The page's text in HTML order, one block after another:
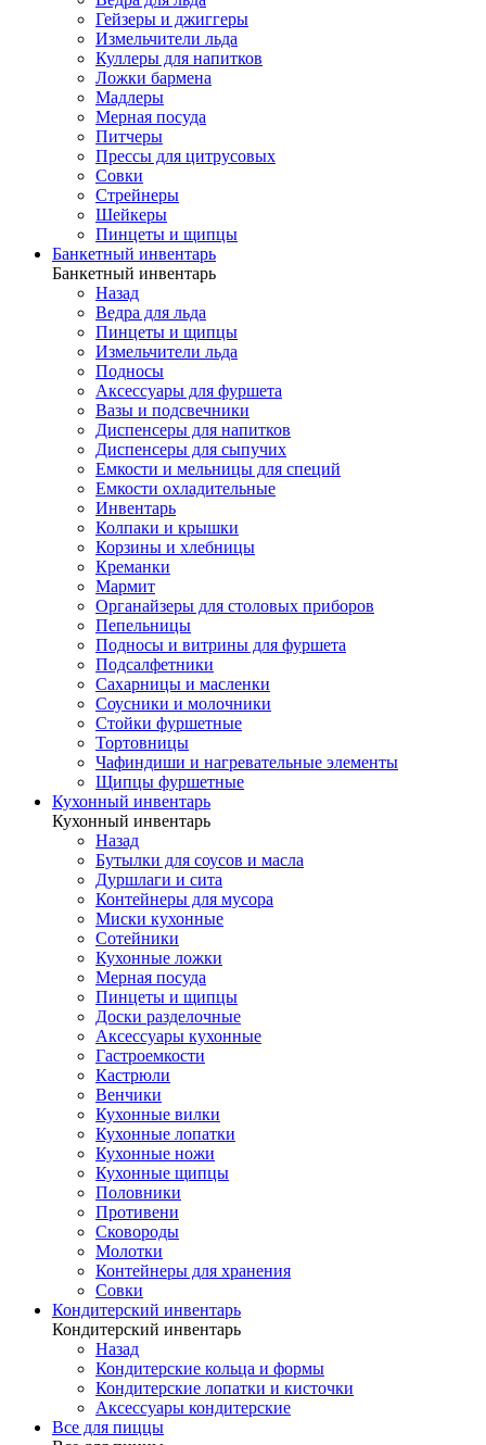
Гейзеры и джиггеры
Измельчители льда
Куллеры для напитков
Ложки бармена
Мадлеры
Мерная посуда
Питчеры
Прессы для цитрусовых
Совки
Стрейнеры
Шейкеры
Пинцеты и щипцы
Банкетный инвентарь
Банкетный инвентарь
Назад
Ведра для льда
Пинцеты и щипцы
Измельчители льда
Подносы
Аксессуары для фуршета
Вазы и подсвечники
Диспенсеры для напитков
Диспенсеры для сыпучих
Емкости и мельницы для специй
Емкости охладительные
Инвентарь
Колпаки и крышки
Корзины и хлебницы
Креманки
Мармит
Органайзеры для столовых приборов
Пепельницы
Подносы и витрины для фуршета
Подсалфетники
Сахарницы и масленки
Соусники и молочники
Стойки фуршетные
Тортовницы
Чафиндиши и нагревательные элементы
Щипцы фуршетные
Кухонный инвентарь
Кухонный инвентарь
Назад
Бутылки для соусов и масла
Дуршлаги и сита
Контейнеры для мусора
Миски кухонные
Сотейники
Кухонные ложки
Мерная посуда
Пинцеты и щипцы
Доски разделочные
Аксессуары кухонные
Гастроемкости
Кастрюли
Венчики
Кухонные вилки
Кухонные лопатки
Кухонные ножи
Кухонные щипцы
Половники
Противени
Сковороды
Молотки
Контейнеры для хранения
Совки
Кондитерский инвентарь
Кондитерский инвентарь
Назад
Кондитерские кольца и формы
Кондитерские лопатки и кисточки
Аксессуары кондитерские
Все для пиццы